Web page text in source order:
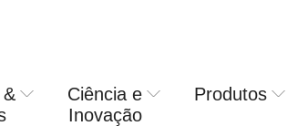
usa
&
Ciência e
Inovação
Produtos